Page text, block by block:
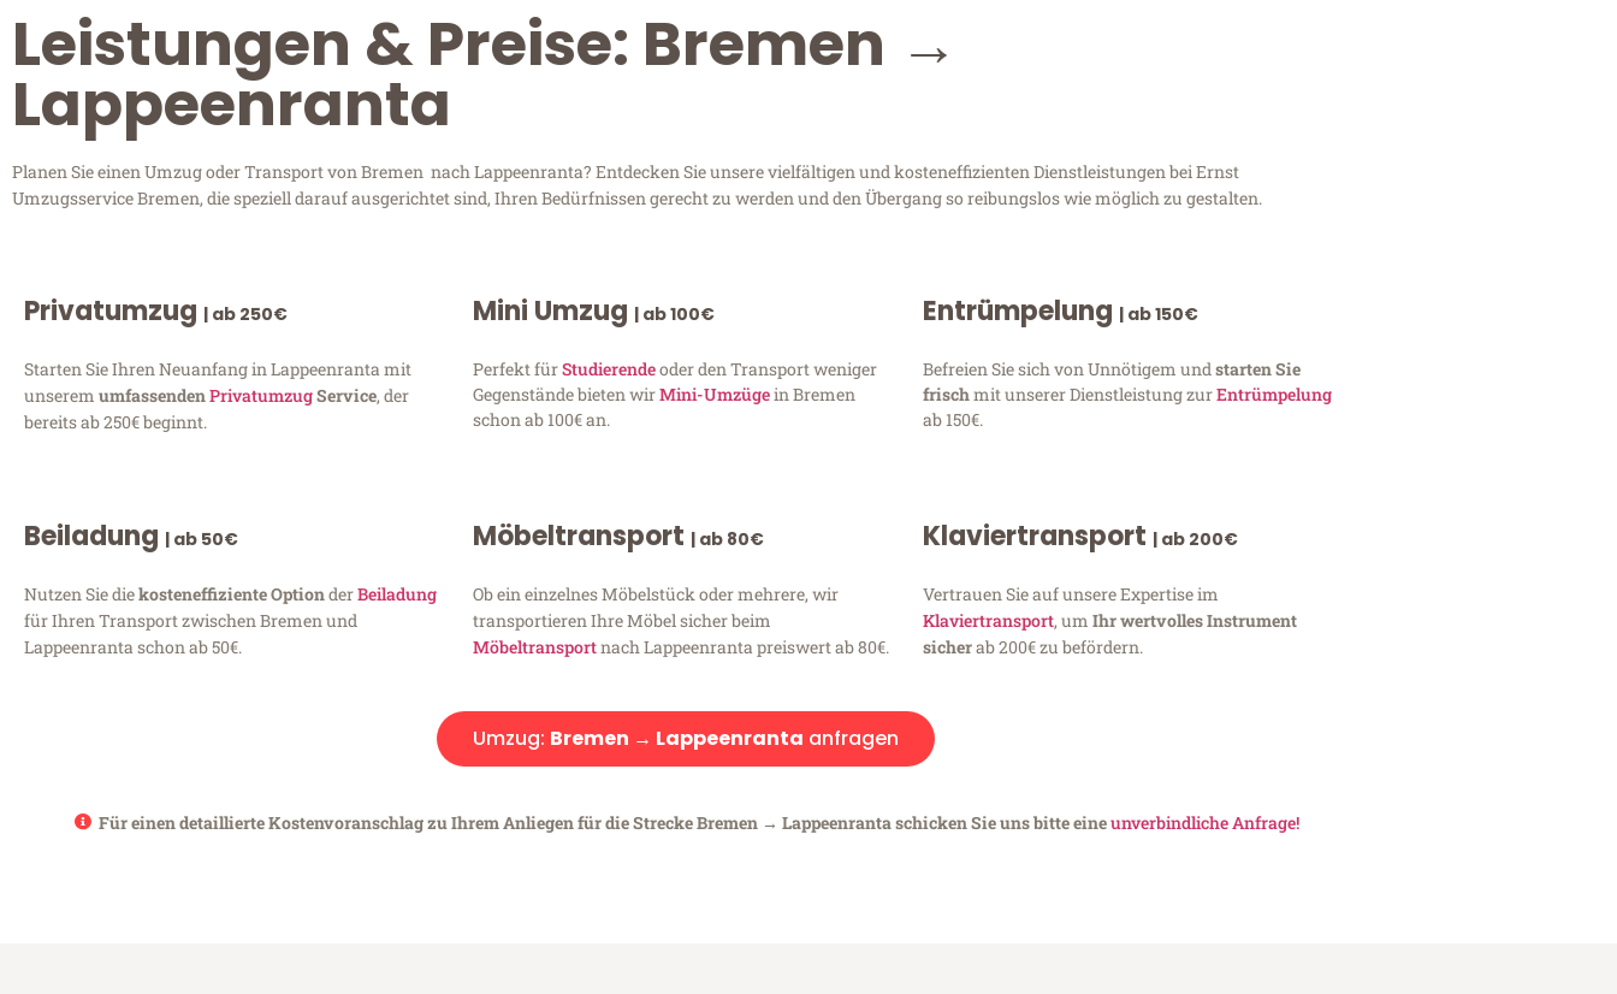
Leistungen & Preise: Bremen →
Lappeenranta
Planen Sie einen Umzug oder Transport von Bremen nach Lappeenranta? Entdecken Sie unsere vielfältigen und kosteneffizienten Dienstleistungen bei Ernst
Umzugsservice Bremen, die speziell darauf ausgerichtet sind, Ihren Bedürfnissen gerecht zu werden und den Übergang so reibungslos wie möglich zu gestalten.
Privatumzug | ab 250€
Starten Sie Ihren Neuanfang in Lappeenranta mit
unserem umfassendenPrivatumzugService, der
bereits ab 250€ beginnt.
Mini Umzug | ab 100€
Perfekt fürStudierendeoder den Transport weniger
Gegenstände bieten wirMini-Umzügein Bremen
schon ab 100€ an.
Entrümpelung | ab 150€
Befreien Sie sich von Unnötigem und starten Sie
frischmit unserer Dienstleistung zurEntrümpelung
ab 150€.
Beiladung | ab 50€
Nutzen Sie diekosteneffiziente OptionderBeiladung
für Ihren Transport zwischen Bremen und
Lappeenranta schon ab 50€.
Möbeltransport | ab 80€
Ob ein einzelnes Möbelstück oder mehrere, wir
transportieren Ihre Möbel sicher beim
Möbeltransportnach Lappeenranta preiswert ab 80€.
Klaviertransport | ab 200€
Vertrauen Sie auf unsere Expertise im
Klaviertransport, um Ihr wertvolles Instrument
sicherab 200€ zu befördern.
Umzug: Bremen → Lappeenranta anfragen
Für einen detaillierte Kostenvoranschlag zu Ihrem Anliegen für die Strecke Bremen → Lappeenranta schicken Sie uns bitte eineunverbindliche Anfrage!